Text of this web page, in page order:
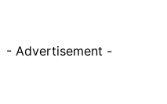
- Advertisement -